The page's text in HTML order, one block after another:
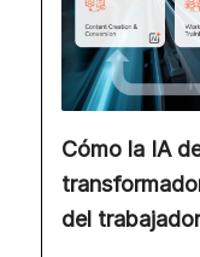
Cómo la IA
del